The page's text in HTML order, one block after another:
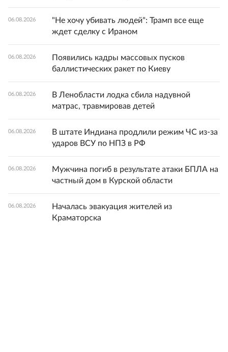
06.08.2026
"Не хочу убивать людей": Трамп все еще
ждет сделку с Ираном
06.08.2026
Появились кадры массовых пусков
баллистических ракет по Киеву
06.08.2026
В Ленобласти лодка сбила надувной
матрас, травмировав детей
06.08.2026
В штате Индиана продлили режим ЧС из-за
ударов ВСУ по НПЗ в РФ
06.08.2026
Мужчина погиб в результате атаки БПЛА на
частный дом в Курской области
06.08.2026
Началась эвакуация жителей из
Краматорска